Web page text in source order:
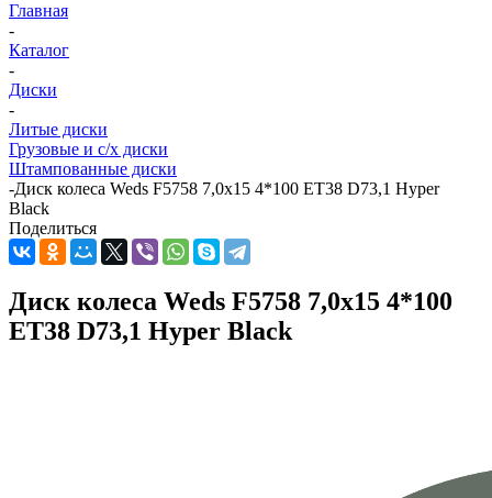
Главная
-
Каталог
-
Диски
-
Литые диски
Грузовые и с/х диски
Штампованные диски
-Диск колеса Weds F5758 7,0x15 4*100 ET38 D73,1 Hyper
Black
Поделиться
Диск колеса Weds F5758 7,0x15 4*100
ET38 D73,1 Hyper Black